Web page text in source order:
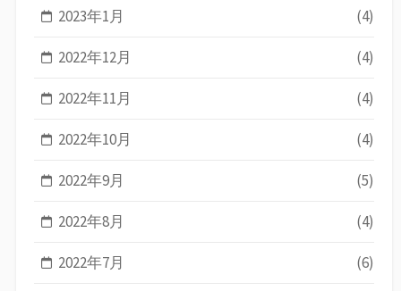
2023年1月 (4)
2022年12月 (4)
2022年11月 (4)
2022年10月 (4)
2022年9月 (5)
2022年8月 (4)
2022年7月 (6)